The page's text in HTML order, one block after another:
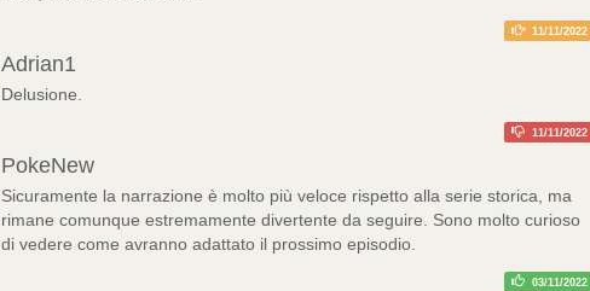
11/11/2022
Adrian1
Delusione.
11/11/2022
PokeNew
Sicuramente la narrazione è molto più veloce rispetto alla serie storica, ma
rimane comunque estremamente divertente da seguire. Sono molto curioso
di vedere come avranno adattato il prossimo episodio.
03/11/2022